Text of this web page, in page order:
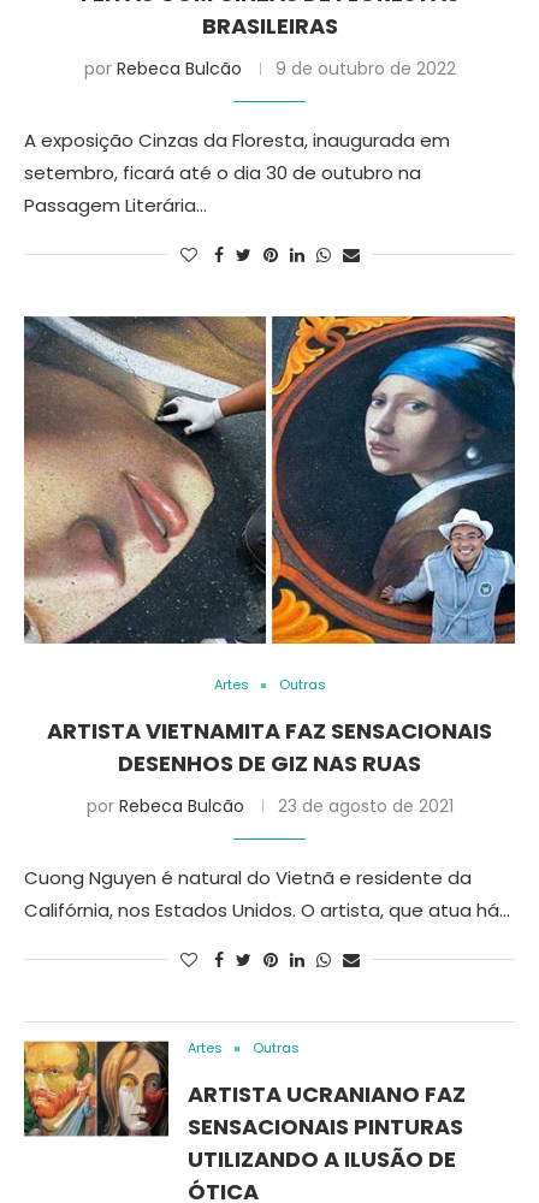
BRASILEIRAS
por Rebeca Bulcão 9 de outubro de 2022
A exposição Cinzas da Floresta, inaugurada em
setembro, ficará até o dia 30 de outubro na
Passagem Literária…
Artes Outras
ARTISTA VIETNAMITA FAZ SENSACIONAIS
DESENHOS DE GIZ NAS RUAS
por Rebeca Bulcão 23 de agosto de 2021
Cuong Nguyen é natural do Vietnã e residente da
Califórnia, nos Estados Unidos. O artista, que atua há…
Artes Outras
ARTISTA UCRANIANO FAZ
SENSACIONAIS PINTURAS
UTILIZANDO A ILUSÃO DE
ÓTICA